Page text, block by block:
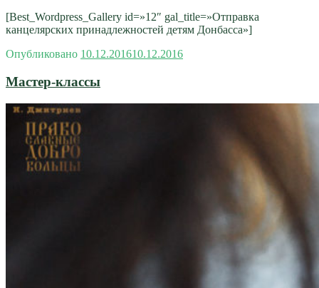
[Best_Wordpress_Gallery id=»12″ gal_title=»Отправка
канцелярских принадлежностей детям Донбасса»]
Опубликовано 10.12.201610.12.2016
Мастер-классы